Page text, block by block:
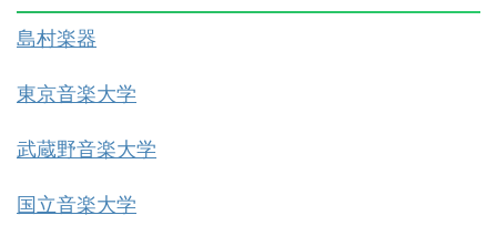
島村楽器
東京音楽大学
武蔵野音楽大学
国立音楽大学